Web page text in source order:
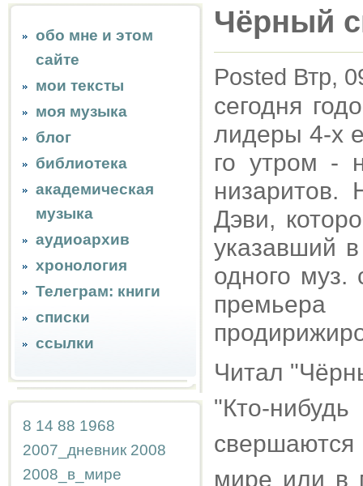
обо мне и этом
сайте
мои тексты
моя музыка
блог
библиотека
академическая
музыка
аудиоархив
хронология
Телеграм: книги
списки
ссылки
8 14 88 1968
2007_дневник 2008
2008_в_мире
Чёрный
Posted Втр,
сегодня
лидеры 4-х
го утром -
низаритов.
Дэви,
указавший
одного
Читал
"Кто-
свершаются
мире или в